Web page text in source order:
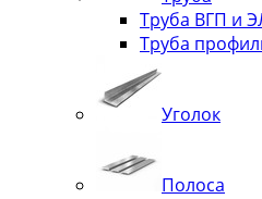
Труба ВГП и
Труба
Уголок
Полоса